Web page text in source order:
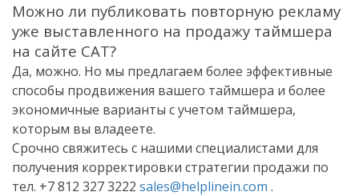
Можно ли публиковать повторную рекламу
уже выставленного на продажу таймшера
на сайте САТ?
Да, можно. Но мы предлагаем более эффективные
способы продвижения вашего таймшера и более
экономичные варианты с учетом таймшера,
которым вы владеете.
Срочно свяжитесь с нашими специалистами для
получения корректировки стратегии продажи по
тел. +7 812 327 3222 sales@helplinein.com .